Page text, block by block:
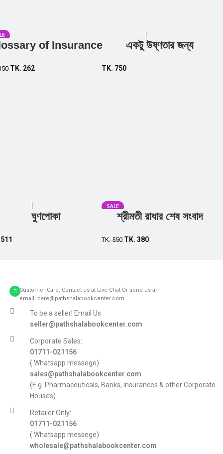
of Insurance
TK. 262
Add to cart
একটু উষ্ণতার জন্য
TK. 750
Add to cart
ঘুণপোকা
511
SALE
শ্রীমতী রাধার শেষ সংবাদ
TK.550 TK. 380
Customer Care: Contact us at Live Chat Or send us an
email: care@pathshalabookcenter.com
To be a seller! Email Us
seller@pathshalabookcenter.com
Corporate Sales:
01711-021156
( Whatsapp messege)
sales@pathshalabookcenter.com
(E.g. Pharmaceuticals, Banks, Insurances & other Corporate
Houses)
Retailer Only:
01711-021156
( Whatsapp messege)
wholesale@pathshalabookcenter.com